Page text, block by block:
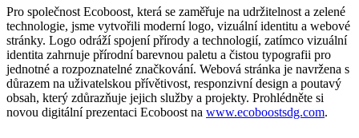
Pro společnost Ecoboost, která se zaměřuje na udržitelnost a zelené
technologie, jsme vytvořili moderní logo, vizuální identitu a webové
stránky. Logo odráží spojení přírody a technologií, zatímco vizuální
identita zahrnuje přírodní barevnou paletu a čistou typografii pro
jednotné a rozpoznatelné značkování. Webová stránka je navržena s
důrazem na uživatelskou přívětivost, responzivní design a poutavý
obsah, který zdůrazňuje jejich služby a projekty. Prohlédněte si
novou digitální prezentaci Ecoboost na www.ecoboostsdg.com.